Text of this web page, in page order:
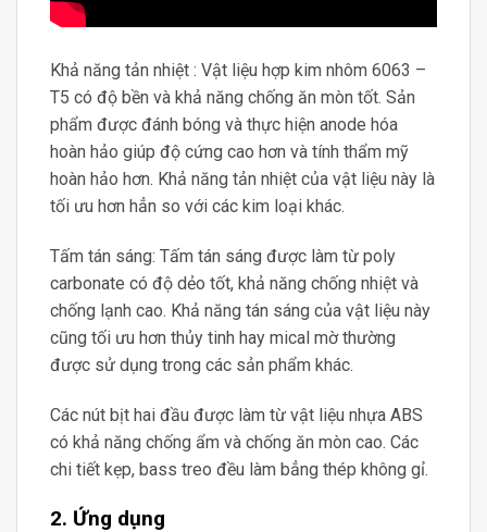
Khả năng tản nhiệt : Vật liệu hợp kim nhôm 6063 –
T5 có độ bền và khả năng chống ăn mòn tốt. Sản
phẩm được đánh bóng và thực hiện anode hóa
hoàn hảo giúp độ cứng cao hơn và tính thẩm mỹ
hoàn hảo hơn. Khả năng tản nhiệt của vật liệu này là
tối ưu hơn hẳn so với các kim loại khác.
Tấm tán sáng: Tấm tán sáng được làm từ poly
carbonate có độ dẻo tốt, khả năng chống nhiệt và
chống lạnh cao. Khả năng tán sáng của vật liệu này
cũng tối ưu hơn thủy tinh hay mical mờ thường
được sử dụng trong các sản phẩm khác.
Các nút bịt hai đầu được làm từ vật liệu nhựa ABS
có khả năng chống ẩm và chống ăn mòn cao. Các
chi tiết kẹp, bass treo đều làm bẳng thép không gỉ.
2. Ứng dụng